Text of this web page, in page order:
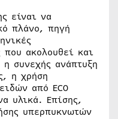
είναι να
πλάνο, πηγή
που ακολουθεί και
η συνεχής ανάπτυξη
η χρήση
από ECO
υλικά. Επίσης,
υπερπυκνωτών